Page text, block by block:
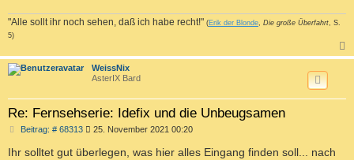
"Alle sollt ihr noch sehen, daß ich habe recht!" (Erik der Blonde, Die große Überfahrt, S.
5)
a
WeissNix
AsterIX Bard
Re: Fernsehserie: Idefix und die Unbeugsamen
Beitrag: # 68313B
i
25. November 2021 00:20
Ihr solltet gut überlegen, was hier alles Eingang finden soll... nach